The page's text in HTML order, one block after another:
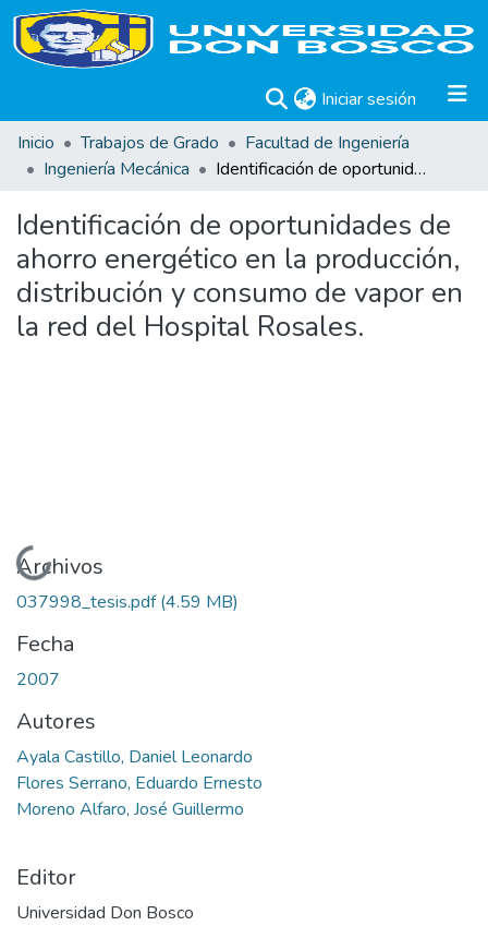
Iniciar sesión (current)
Inicio
Trabajos de Grado
Facultad de Ingeniería
Ingeniería Mecánica
Identificación de oportunidades de ahorro energético en la producción, distribución y consumo de vapor en la red del Hospital Rosales.
Identificación de oportunidades de
ahorro energético en la producción,
distribución y consumo de vapor en
la red del Hospital Rosales.
Cargando...
Archivos
037998_tesis.pdf(4.59 MB)
Fecha
2007
Autores
Ayala Castillo, Daniel Leonardo
Flores Serrano, Eduardo Ernesto
Moreno Alfaro, José Guillermo
Editor
Universidad Don Bosco